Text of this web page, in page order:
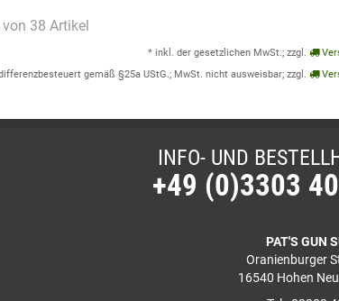
von 38 Artikel
* inkl. der gesetzlichen MwSt.; zzgl.
gemäß §25a UStG.; MwSt. nicht ausweisbar; zzgl.
INFO- UND
+49 (0)3303
PAT'S GUN
Oranienburger
16540 Hohen